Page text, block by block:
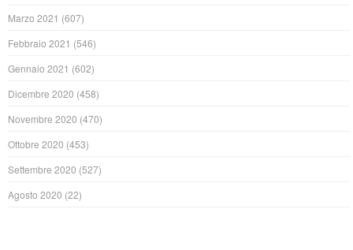
Marzo 2021 (607)
Febbraio 2021 (546)
Gennaio 2021 (602)
Dicembre 2020 (458)
Novembre 2020 (470)
Ottobre 2020 (453)
Settembre 2020 (527)
Agosto 2020 (22)